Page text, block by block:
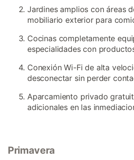
Jardines amplios con áreas
mobiliario exterior para
Cocinas completamente
especialidades con
Conexión Wi-Fi de alta
desconectar sin perder
Aparcamiento privado
adicionales en las
Primavera